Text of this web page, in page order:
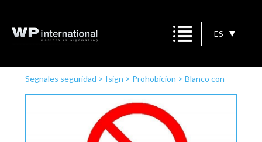
ES
Segnales seguridad > Isign > Prohobicion > Blanco con